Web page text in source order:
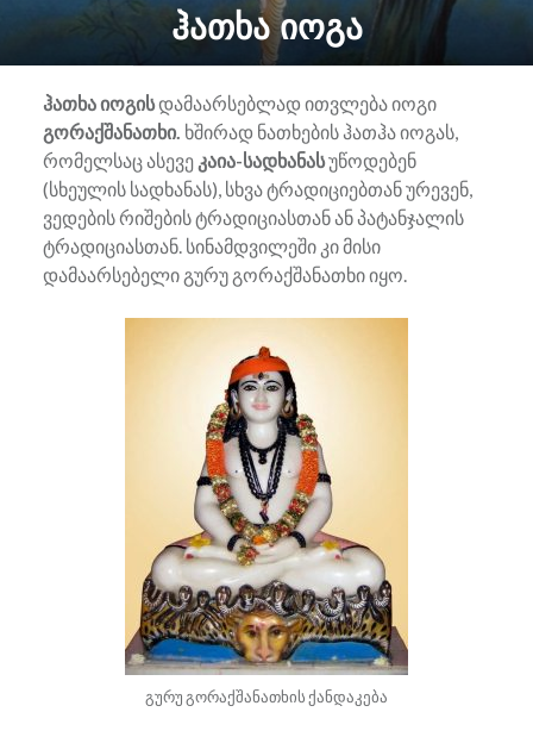
ჰათხა იოგა
ჰათხა იოგისდამაარსებლად ითვლება იოგი
გორაქშანათხი. ხშირად ნათხების ჰათჰა იოგას,
რომელსაც ასევე კაია-სადხანასუწოდებენ
(სხეულის სადხანას), სხვა ტრადიციებთან ურევენ,
ვედების რიშების ტრადიციასთან ან პატანჯალის
ტრადიციასთან. სინამდვილეში კი მისი
დამაარსებელი გურუ გორაქშანათხი იყო.
გურუ გორაქშანათხის ქანდაკება